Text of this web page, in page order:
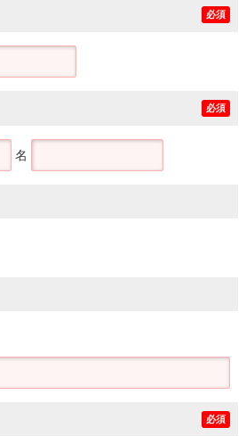
必須
必須
名
必須